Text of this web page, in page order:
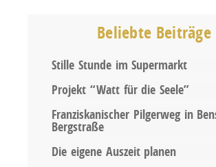
Beliebte Beiträge
Stille Stunde im Supermarkt
Projekt “Watt für die Seele”
Franziskanischer Pilgerweg in
Bergstraße
Die eigene Auszeit planen